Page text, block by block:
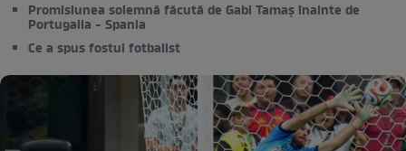
Promisiunea solemnă făcută de Gabi Tamaș înainte de
Portugalia - Spania
Ce a spus fostul fotbalist